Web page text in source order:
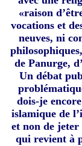
«raison
vocations et
neuves, ni
de Panurge,
Un débat
dois-je
islamique de
et non de
qui revient à